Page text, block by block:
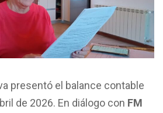
presentó el balance contable
de 2026. En diálogo con FM